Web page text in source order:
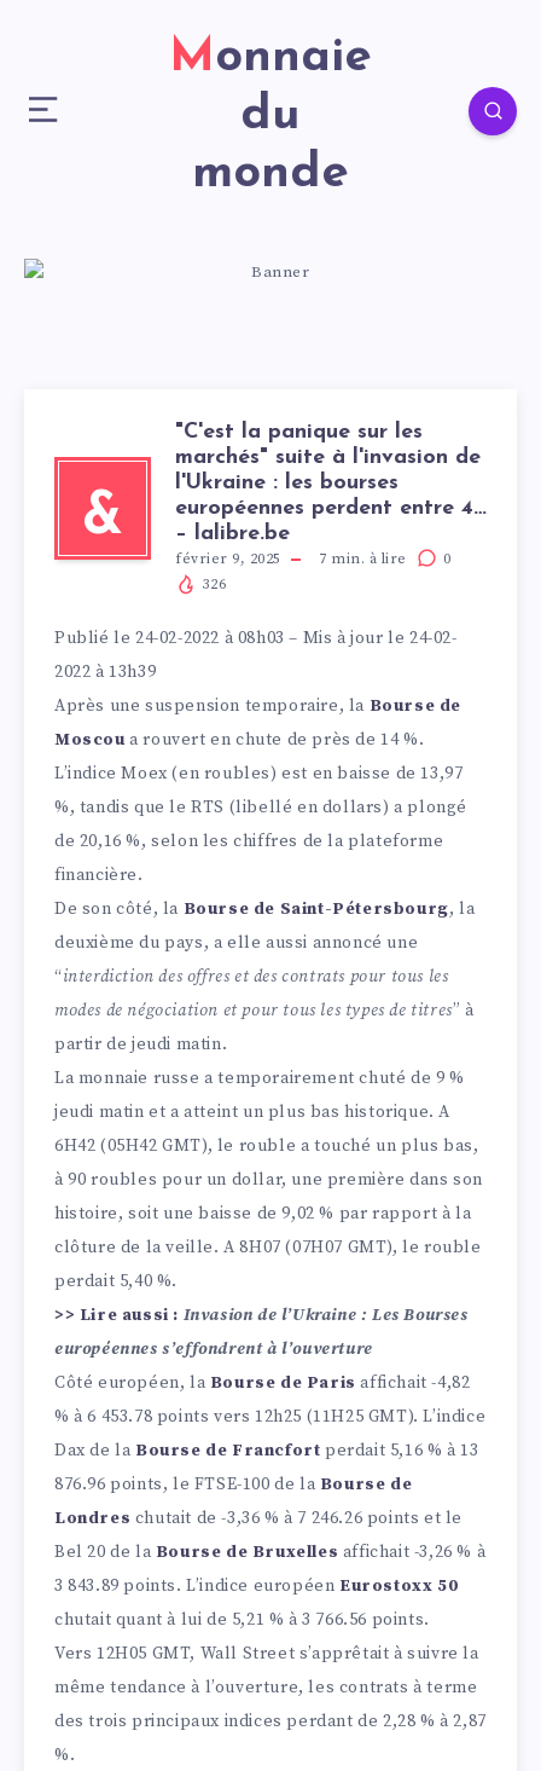
Monnaie
du
monde
&
"C'est la panique sur les
marchés" suite à l'invasion de
l'Ukraine : les bourses
européennes perdent entre 4…
– lalibre.be
février 9, 2025 7 min. à lire
0
326
Publié le 24-02-2022 à 08h03 – Mis à jour le24-02-
2022 à 13h39
Après une suspension temporaire, la Bourse de
Moscou a rouvert en chute de près de 14 %.
L’indice Moex (en roubles) est en baisse de 13,97
%, tandis que le RTS (libellé en dollars) a plongé
de 20,16 %, selon les chiffres de la plateforme
financière.
De son côté, la Bourse de Saint-Pétersbourg, la
deuxième du pays, a elle aussi annoncé une
“interdiction des offres et des contrats pour tous les
modes de négociation et pour tous les types de titres” à
partir de jeudi matin.
La monnaie russe a temporairement chuté de 9 %
jeudi matin et a atteint un plus bas historique. A
6H42 (05H42 GMT), le rouble a touché un plus bas,
à 90 roubles pour un dollar, une première dans son
histoire, soit une baisse de 9,02 % par rapport à la
clôture de la veille. A 8H07 (07H07 GMT), le rouble
perdait 5,40 %.
>> Lire aussi : Invasion de l’Ukraine : Les Bourses
européennes s’effondrent à l’ouverture
Côté européen, la Bourse de Paris affichait -4,82
% à 6 453.78 points vers 12h25 (11H25 GMT). L’indice
Dax de la Bourse de Francfort perdait 5,16 % à 13
876.96 points, le FTSE-100 de la Bourse de
Londres chutait de -3,36 % à 7 246.26 points et le
Bel 20 de la Bourse de Bruxelles affichait -3,26 % à
3 843.89 points. L’indice européen Eurostoxx 50
chutait quant à lui de 5,21 % à 3 766.56 points.
Vers 12H05 GMT, Wall Street s’apprêtait à suivre la
même tendance à l’ouverture, les contrats à terme
des trois principaux indices perdant de 2,28 % à 2,87
%.